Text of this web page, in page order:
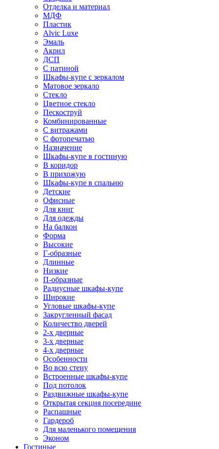
Отделка и материал
МДФ
Пластик
Alvic Luxe
Эмаль
Акрил
ДСП
С патиной
Шкафы-купе с зеркалом
Матовое зеркало
Стекло
Цветное стекло
Пескоструй
Комбинированные
С витражами
С фотопечатью
Назначение
Шкафы-купе в гостиную
В коридор
В прихожую
Шкафы-купе в спальню
Детские
Офисные
Для книг
Для одежды
На балкон
Форма
Высокие
Г-образные
Длинные
Низкие
П-образные
Радиусные шкафы-купе
Широкие
Угловые шкафы-купе
Закругленный фасад
Количество дверей
2-х дверные
3-х дверные
4-х дверные
Особенности
Во всю стену
Встроенные шкафы-купе
Под потолок
Раздвижные шкафы-купе
Открытая секция посередине
Распашные
Гардероб
Для маленького помещения
Эконом
Гостиные